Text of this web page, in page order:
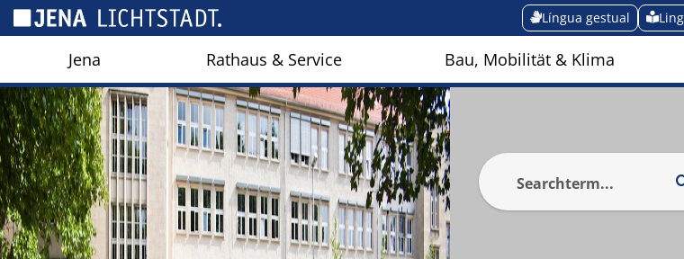
Língua gestual
Jena Rathaus & Service Bau, Mobilität & Klima
Cookies management panel